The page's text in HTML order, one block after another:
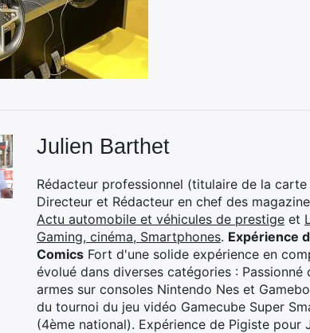
Julien Barthet
Rédacteur professionnel (titulaire de la
Directeur et Rédacteur en chef des
Actu automobile et véhicules de prestige et
Gaming, cinéma, Smartphones. Expérience
Comics Fort d'une solide expérience en
évolué dans diverses catégories :
armes sur consoles Nintendo Nes et
du tournoi du jeu vidéo Gamecube Super
(4ème national). Expérience de Pigiste pour